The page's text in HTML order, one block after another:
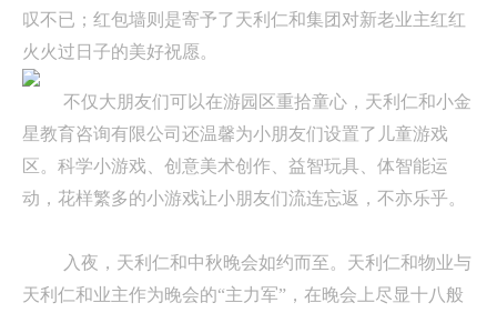
叹不已；红包墙则是寄予了天利仁和集团对新老业主红红
火火过日子的美好祝愿。
不仅大朋友们可以在游园区重拾童心，天利仁和小金
星教育咨询有限公司还温馨为小朋友们设置了儿童游戏
区。科学小游戏、创意美术创作、益智玩具、体智能运
动，花样繁多的小游戏让小朋友们流连忘返，不亦乐乎。
入夜，天利仁和中秋晚会如约而至。天利仁和物业与
天利仁和业主作为晚会的“主力军”，在晚会上尽显十八般